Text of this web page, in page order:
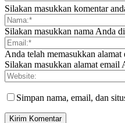
Silakan masukkan komentar
Silakan masukkan nama Anda
Anda telah memasukkan alamat
Silakan masukkan alamat email
Simpan nama, email, dan